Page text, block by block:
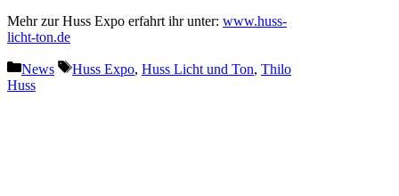
Mehr zur Huss Expo erfahrt ihr unter: www.huss-
licht-ton.de
Kategorien
News Schlagwörter
Huss Expo, Huss Licht und Ton, Thilo
Huss